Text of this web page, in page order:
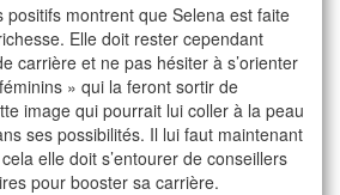
positifs montrent que Selena est faite
Elle doit rester cependant
carrière et ne pas hésiter à s’orienter
» qui la feront sortir de
image qui pourrait lui coller à la peau
ses possibilités. Il lui faut maintenant
elle doit s’entourer de conseillers
pour booster sa carrière.